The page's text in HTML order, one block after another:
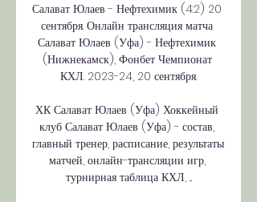
Салават Юлаев - Нефтехимик (4:2) 20
сентября. Онлайн трансляция матча
Салават Юлаев (Уфа) - Нефтехимик
(Нижнекамск), Фонбет Чемпионат
КХЛ. 2023-24, 20 сентября.
ХК Салават Юлаев (Уфа) Хоккейный
клуб Салават Юлаев (Уфа) - состав,
главный тренер, расписание, результаты
матчей, онлайн-трансляции игр,
турнирная таблица КХЛ, ...